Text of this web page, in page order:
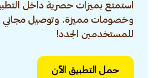
استمتع بميزات حصرية داخل
وخصومات مميزة. وتوصيل مجاني
للمستخدمين الجدد!
حمل التطبيق الآن